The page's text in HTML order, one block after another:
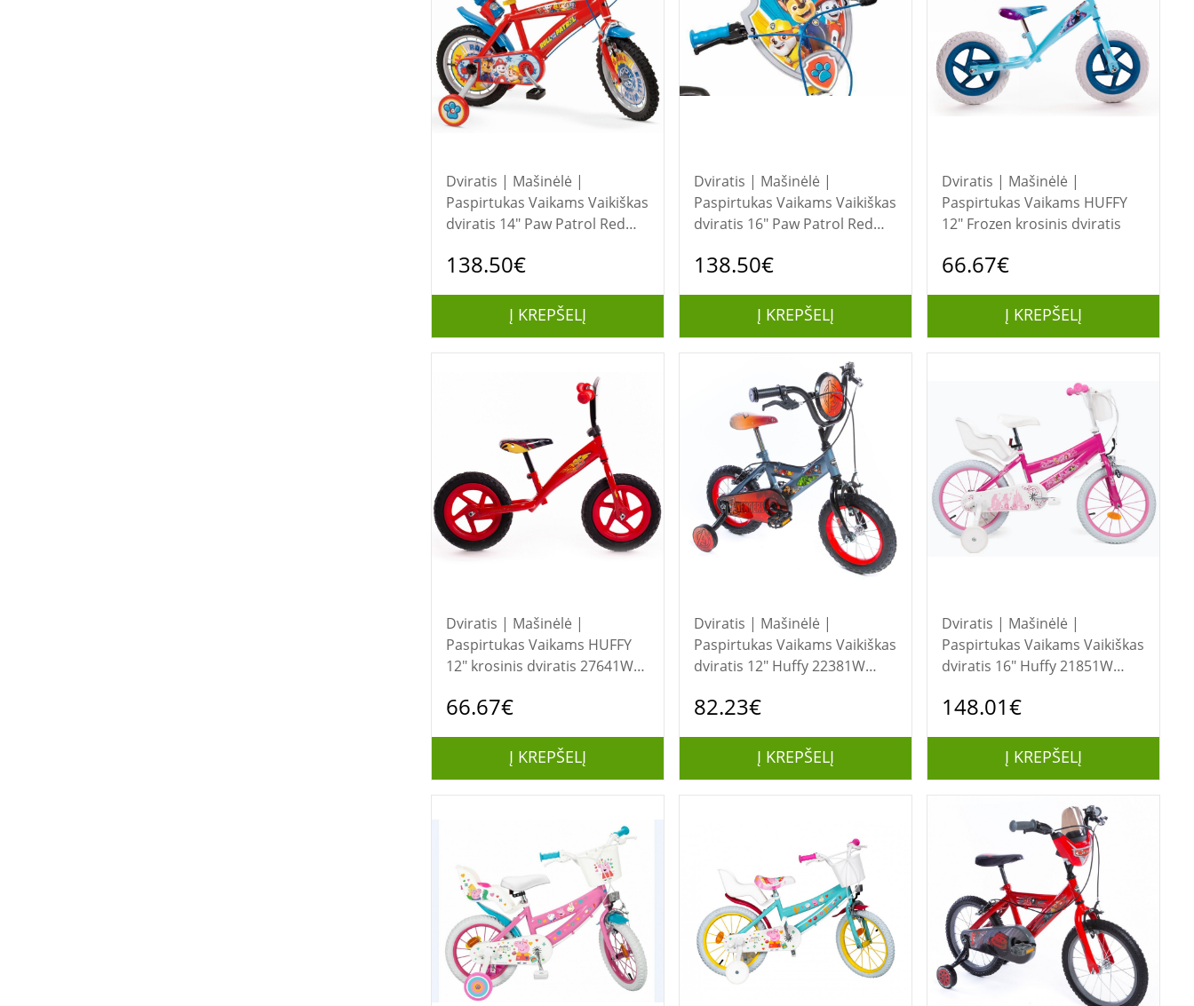
Dviratis | Mašinėlė |
Paspirtukas Vaikams Vaikiškas
dviratis 14" Paw Patrol Red
138.50€
Į KREPŠELĮ
Dviratis | Mašinėlė |
Paspirtukas Vaikams Vaikiškas
dviratis 16" Paw Patrol Red
138.50€
Į KREPŠELĮ
Dviratis | Mašinėlė |
Paspirtukas Vaikams HUFFY
12" Frozen krosinis dviratis
66.67€
Į KREPŠELĮ
Dviratis | Mašinėlė |
Paspirtukas Vaikams HUFFY
12" krosinis dviratis 27641W
66.67€
Į KREPŠELĮ
Dviratis | Mašinėlė |
Paspirtukas Vaikams Vaikiškas
dviratis 12" Huffy 22381W
82.23€
Į KREPŠELĮ
Dviratis | Mašinėlė |
Paspirtukas Vaikams Vaikiškas
dviratis 16" Huffy 21851W
148.01€
Į KREPŠELĮ